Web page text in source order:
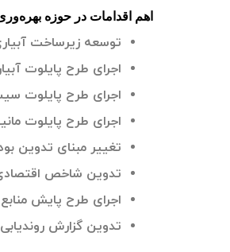
اهم اقدامات در حوزه
توسعه زیرساخت آبیاری
اجرای طرح پایلوت
اجرای طرح پایلوت سیستم آبیاری
اجرای طرح پایلوت
تغییر مبنای تدوین
تدوین شاخص
اجرای طرح پایش
تدوین گزارش روندیابی وضعیت